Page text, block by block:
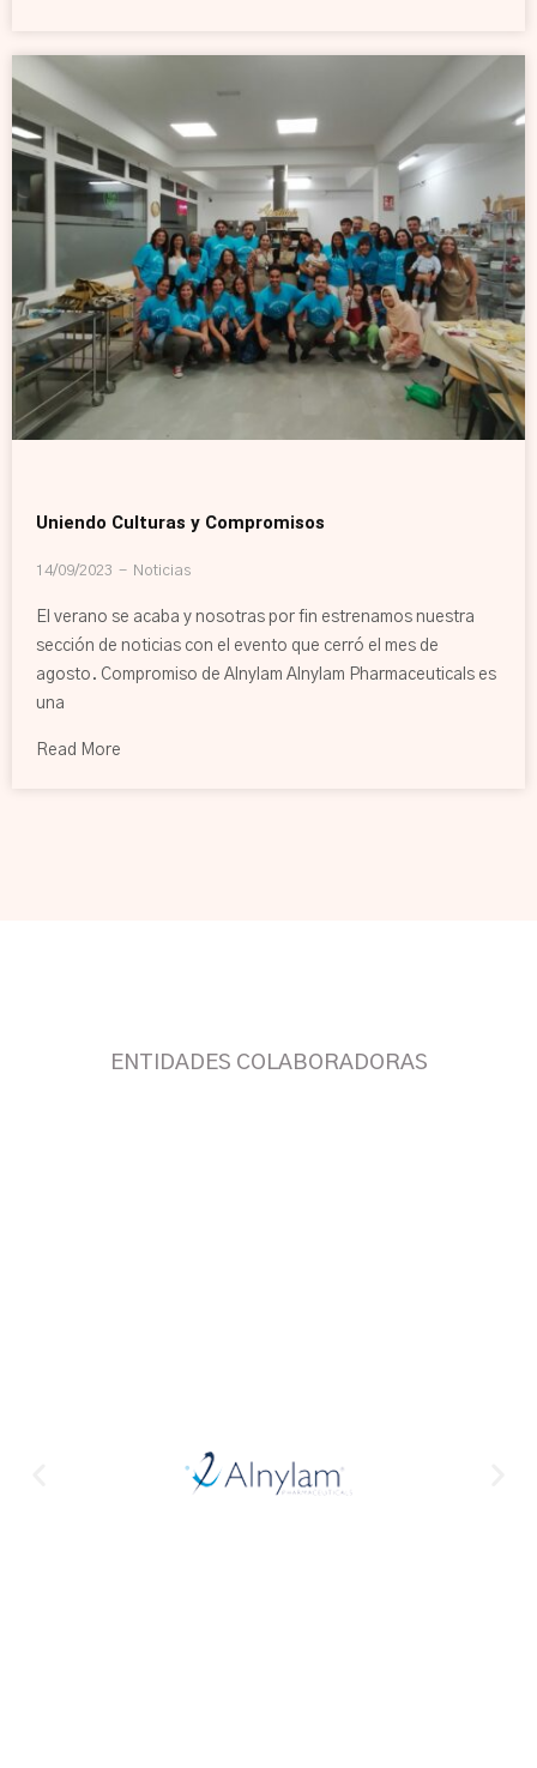
Uniendo Culturas y Compromisos
14/09/2023 Noticias
El verano se acaba y nosotras por fin estrenamos nuestra
sección de noticias con el evento que cerró el mes de
agosto. Compromiso de Alnylam Alnylam Pharmaceuticals es
una
Read More
ENTIDADES COLABORADORAS